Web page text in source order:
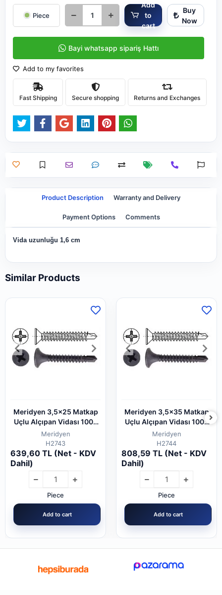
Piece
Add
to
cart
Buy
Now
Bayi whatsapp sipariş Hattı
Add to my favorites
Fast Shipping Secure shopping Returns and Exchanges
Product Description Warranty and Delivery
Payment Options Comments
Vida uzunluğu 1,6 cm
Similar Products
Meridyen 3,5x25 Matkap
Uçlu Alçıpan Vidası 1000
Adet
Meridyen
H2743
639,60 TL (Net - KDV
Dahil)
Piece
Add to cart
Meridyen 3,5x35 Matkap
Uçlu Alçıpan Vidası 1000
Adet
Meridyen
H2744
808,59 TL (Net - KDV
Dahil)
Piece
Add to cart